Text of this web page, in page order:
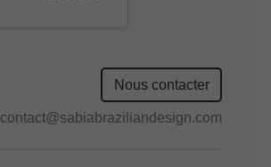
Nous contacter
contact@sabiabraziliandesign.com